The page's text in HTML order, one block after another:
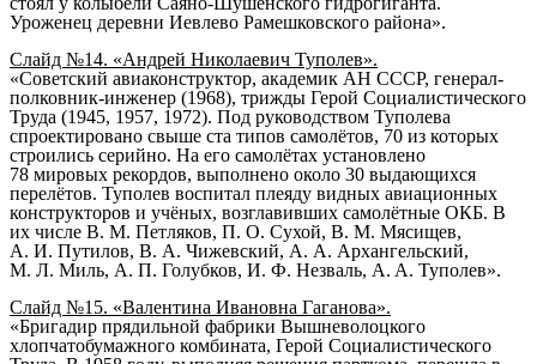
Уроженец деревни Иевлево Рамешковского района».
Слайд №14. «Андрей Николаевич Туполев».
«Советский авиаконструктор, академик АН СССР, генерал-
полковник-инженер (1968), трижды Герой Социалистического
Труда (1945, 1957, 1972). Под руководством Туполева
спроектировано свыше ста типов самолётов, 70 из которых
строились серийно. На его самолётах установлено
78 мировых рекордов, выполнено около 30 выдающихся
перелётов. Туполев воспитал плеяду видных авиационных
конструкторов и учёных, возглавивших самолётные ОКБ. В
их числе В. М. Петляков, П. О. Сухой, В. М. Мясищев,
А. И. Путилов, В. А. Чижевский, А. А. Архангельский,
М. Л. Миль, А. П. Голубков, И. Ф. Незваль, A. A. Туполев».
Слайд №15. «Валентина Ивановна Гаганова».
«Бригадир прядильной фабрики Вышневолоцкого
хлопчатобумажного комбината, Герой Социалистического